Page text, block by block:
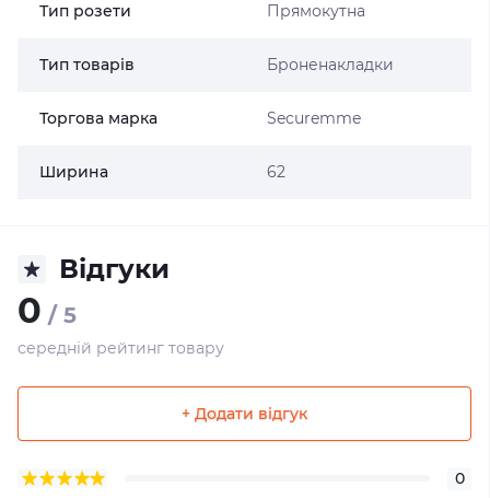
Тип розети Прямокутна
Тип товарів Броненакладки
Торгова марка Securemme
Ширина 62
Відгуки
0 / 5
середній рейтинг товару
+ Додати відгук
0